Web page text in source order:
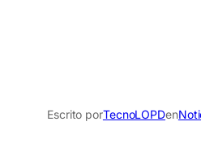
Escrito porTecnoLOPDen